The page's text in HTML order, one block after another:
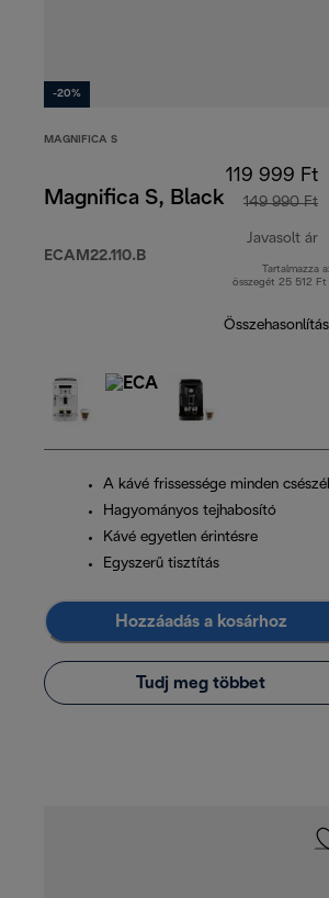
-20%
MAGNIFICA S
Magnifica S, Black
ECAM22.110.B
119 999 Ft
149 990 Ft
Javasolt ár
Tartalmazza
összegét 25 512 Ft
Összehasonlítás
A kávé frissessége minden
Hagyományos tejhabosító
Kávé egyetlen érintésre
Egyszerű tisztítás
Hozzáadás a kosárhoz
Tudj meg többet